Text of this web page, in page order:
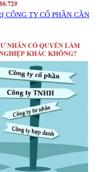
CÔNG TY CỔ PHẦN CẦN